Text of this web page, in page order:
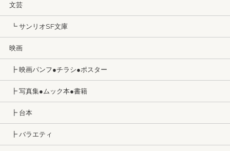
文芸
┗ サンリオSF文庫
映画
┣ 映画パンフ●チラシ●ポスター
┣ 写真集●ムック本●書籍
┣ 台本
┣ バラエティ